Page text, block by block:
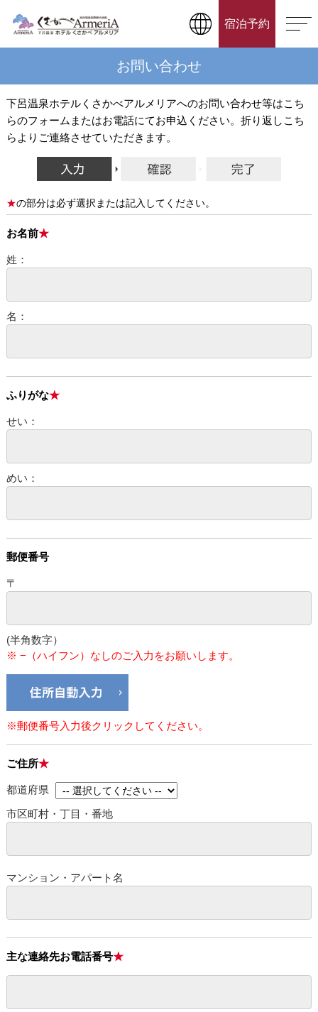
宿泊予約
お問い合わせ
下呂温泉ホテルくさかべアルメリアへのお問い合わせ等はこち
らのフォームまたはお電話にてお申込ください。折り返しこち
らよりご連絡させていただきます。
の部分は必ず選択または記入してください。
お名前
姓：
名：
ふりがな
せい：
めい：
郵便番号
〒
(半角数字）
※ −（ハイフン）なしのご入力をお願いします。
※郵便番号入力後クリックしてください。
ご住所
都道府県
市区町村・丁目・番地
マンション・アパート名
主な連絡先お電話番号